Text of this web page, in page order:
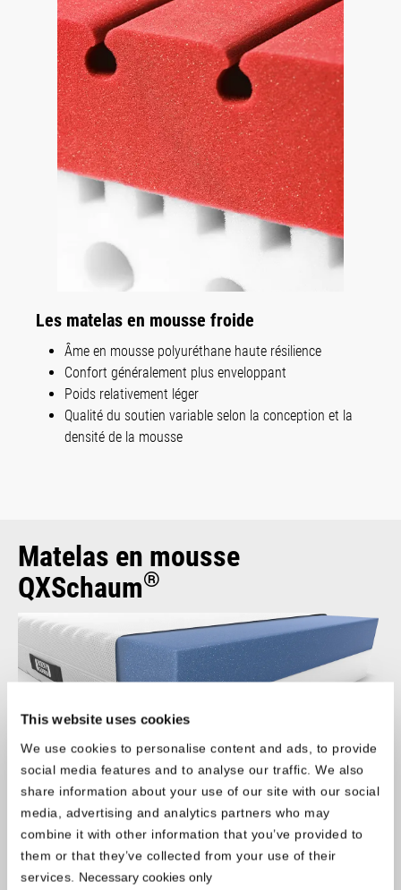
This website uses cookies
We use cookies to personalise content and ads, to provide
social media features and to analyse our traffic. We also
share information about your use of our site with our social
media, advertising and analytics partners who may
combine it with other information that you’ve provided to
them or that they’ve collected from your use of their
services. Necessary cookies only
Les matelas en mousse froide
Âme en mousse polyuréthane haute résilience
Confort généralement plus enveloppant
Poids relativement léger
Qualité du soutien variable selon la conception et la
densité de la mousse
Matelas en mousse
QXSchaum®
Les matelas BODYGUARD ®
sont fabriqués à partir de la mousse
®
, une mousse haute résilience spécialement
développée pour les matelas. Par rapport aux mousses